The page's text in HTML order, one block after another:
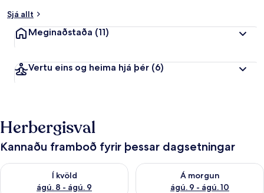
Sjá allt
Meginaðstaða (11)
Vertu eins og heima hjá þér (6)
Herbergisval
Kannaðu framboð fyrir þessar dagsetningar
Í kvöld
ágú. 8 - ágú. 9
Athuga framboð í kvöld ágú. 8 - ágú. 9
Á morgun
ágú. 9 - ágú. 10
Athuga framboð á morgun